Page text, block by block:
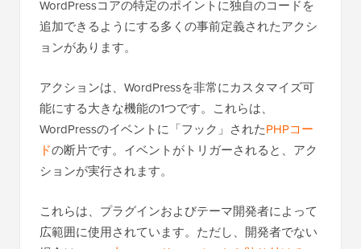
WordPressコアの特定のポイントに独自のコードを
追加できるようにする多くの事前定義されたアクシ
ョンがあります。
アクションは、WordPressを非常にカスタマイズ可
能にする大きな機能の1つです。これらは、
WordPressのイベントに「フック」されたPHPコー
ドの断片です。イベントがトリガーされると、アク
ションが実行されます。
これらは、プラグインおよびテーマ開発者によって
広範囲に使用されています。ただし、開発者でない